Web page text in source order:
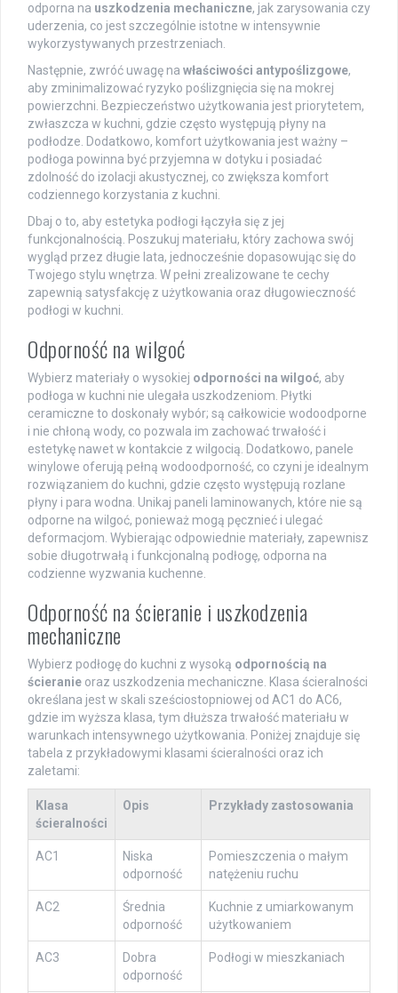
odporna na uszkodzenia mechaniczne, jak zarysowania czy
uderzenia, co jest szczególnie istotne w intensywnie
wykorzystywanych przestrzeniach.
Następnie, zwróć uwagę na właściwości antypoślizgowe,
aby zminimalizować ryzyko poślizgnięcia się na mokrej
powierzchni. Bezpieczeństwo użytkowania jest priorytetem,
zwłaszcza w kuchni, gdzie często występują płyny na
podłodze. Dodatkowo, komfort użytkowania jest ważny –
podłoga powinna być przyjemna w dotyku i posiadać
zdolność do izolacji akustycznej, co zwiększa komfort
codziennego korzystania z kuchni.
Dbaj o to, aby estetyka podłogi łączyła się z jej
funkcjonalnością. Poszukuj materiału, który zachowa swój
wygląd przez długie lata, jednocześnie dopasowując się do
Twojego stylu wnętrza. W pełni zrealizowane te cechy
zapewnią satysfakcję z użytkowania oraz długowieczność
podłogi w kuchni.
Odporność na wilgoć
Wybierz materiały o wysokiej odporności na wilgoć, aby
podłoga w kuchni nie ulegała uszkodzeniom. Płytki
ceramiczne to doskonały wybór; są całkowicie wodoodporne
i nie chłoną wody, co pozwala im zachować trwałość i
estetykę nawet w kontakcie z wilgocią. Dodatkowo, panele
winylowe oferują pełną wodoodporność, co czyni je idealnym
rozwiązaniem do kuchni, gdzie często występują rozlane
płyny i para wodna. Unikaj paneli laminowanych, które nie są
odporne na wilgoć, ponieważ mogą pęcznieć i ulegać
deformacjom. Wybierając odpowiednie materiały, zapewnisz
sobie długotrwałą i funkcjonalną podłogę, odporna na
codzienne wyzwania kuchenne.
Odporność na ścieranie i uszkodzenia
mechaniczne
Wybierz podłogę do kuchni z wysoką odpornością na
ścieranie oraz uszkodzenia mechaniczne. Klasa ścieralności
określana jest w skali sześciostopniowej od AC1 do AC6,
gdzie im wyższa klasa, tym dłuższa trwałość materiału w
warunkach intensywnego użytkowania. Poniżej znajduje się
tabela z przykładowymi klasami ścieralności oraz ich
zaletami:
Klasa
ścieralności
Opis Przykłady zastosowania
AC1
Niska
odporność
Pomieszczenia o małym
natężeniu ruchu
AC2
Średnia
odporność
Kuchnie z umiarkowanym
użytkowaniem
AC3
Dobra
odporność
Podłogi w mieszkaniach